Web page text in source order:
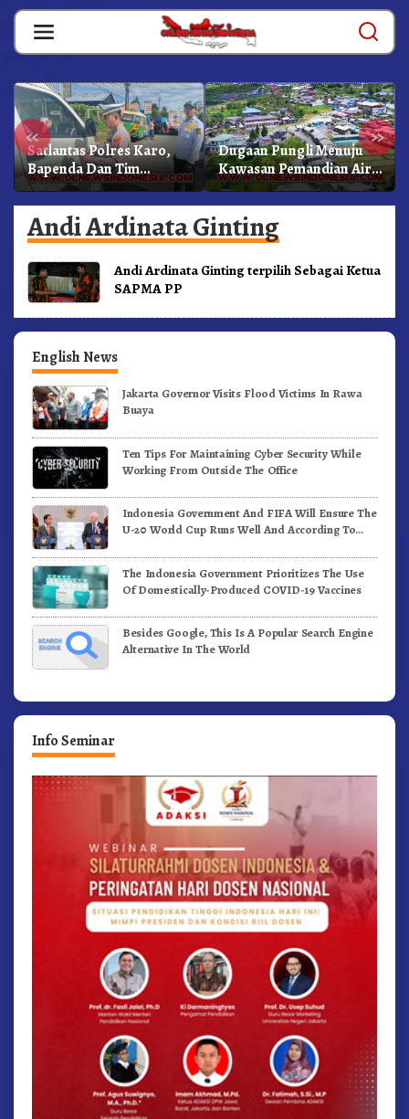
Skip
content
« »
Satlantas Polres Karo,
Bapenda Dan Tim
Lainnya Gelar Oprasi
Sadar Pajak Kenderaan
Dugaan Pungli Menuju
Kawasan Pemandian Air
Panas Semangat Gunung
– Doulu Foto Dan
Videokan!
Andi Ardinata Ginting
Andi Ardinata Ginting terpilih Sebagai Ketua
SAPMA PP
English News
Jakarta Governor Visits Flood Victims In Rawa
Buaya
Ten Tips For Maintaining Cyber Security While
Working From Outside The Office
Indonesia Government And FIFA Will Ensure The
U-20 World Cup Runs Well And According To
The Indonesia Government Prioritizes The Use
Of Domestically-Produced COVID-19 Vaccines
Besides Google, This Is A Popular Search Engine
Alternative In The World
Info Seminar